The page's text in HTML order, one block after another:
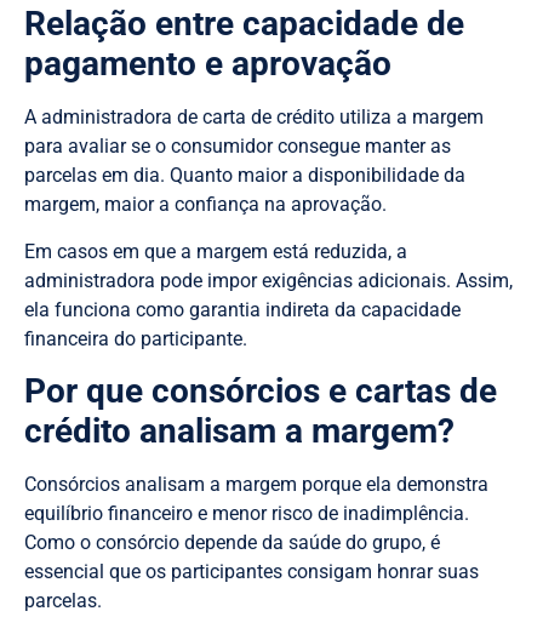
Relação entre capacidade de
pagamento e aprovação
A administradora de carta de crédito utiliza a margem
para avaliar se o consumidor consegue manter as
parcelas em dia. Quanto maior a disponibilidade da
margem, maior a confiança na aprovação.
Em casos em que a margem está reduzida, a
administradora pode impor exigências adicionais. Assim,
ela funciona como garantia indireta da capacidade
financeira do participante.
Por que consórcios e cartas de
crédito analisam a margem?
Consórcios analisam a margem porque ela demonstra
equilíbrio financeiro e menor risco de inadimplência.
Como o consórcio depende da saúde do grupo, é
essencial que os participantes consigam honrar suas
parcelas.